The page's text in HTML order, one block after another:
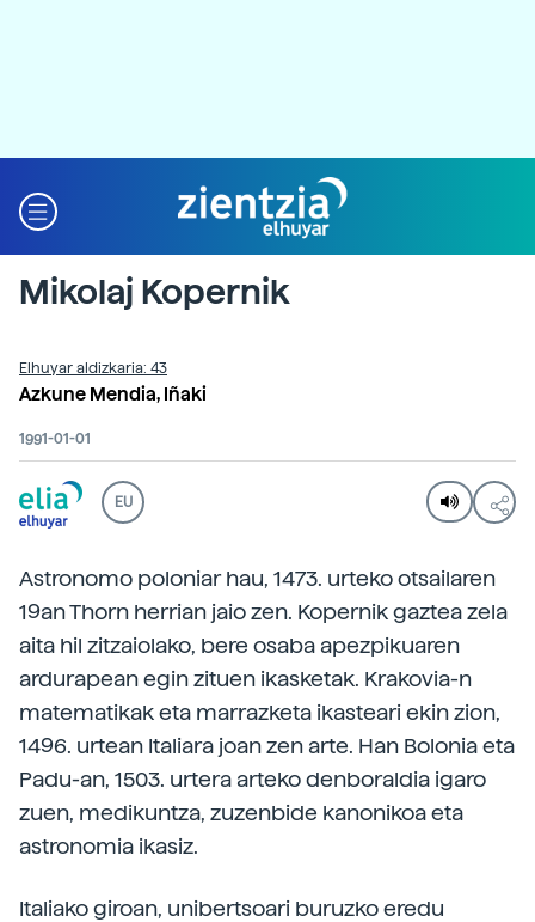
Mikolaj Kopernik
Elhuyar aldizkaria: 43
Azkune Mendia, Iñaki
1991-01-01
EU
Astronomo poloniar hau, 1473. urteko otsailaren
19an Thorn herrian jaio zen. Kopernik gaztea zela
aita hil zitzaiolako, bere osaba apezpikuaren
ardurapean egin zituen ikasketak. Krakovia-n
matematikak eta marrazketa ikasteari ekin zion,
1496. urtean Italiara joan zen arte. Han Bolonia eta
Padu-an, 1503. urtera arteko denboraldia igaro
zuen, medikuntza, zuzenbide kanonikoa eta
astronomia ikasiz.
Italiako giroan, unibertsoari buruzko eredu